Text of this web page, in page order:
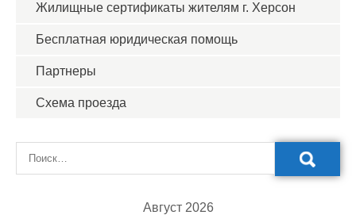
Жилищные сертификаты жителям г. Херсон
Бесплатная юридическая помощь
Партнеры
Схема проезда
Август 2026